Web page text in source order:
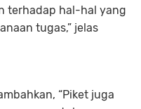
terhadap hal-hal yang
tugas,” jelas
“Piket juga